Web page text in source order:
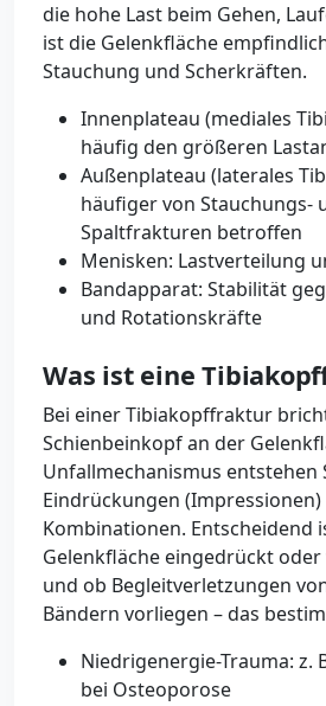
die hohe Last beim Gehen,
ist die Gelenkfläche
Stauchung und Scherkräften.
Innenplateau (mediales
häufig den größeren
Außenplateau (laterales
häufiger von Stauchungs-
Spaltfrakturen betroffen
Menisken: Lastverteilung
Bandapparat: Stabilität
und Rotationskräfte
Was ist eine
Bei einer Tibiakopffraktur
Schienbeinkopf an der
Unfallmechanismus
Eindrückungen
Kombinationen. Entscheidend
Gelenkfläche eingedrückt
und ob Begleitverletzungen
Bändern vorliegen – das
Niedrigenergie-Trauma: z.
bei Osteoporose